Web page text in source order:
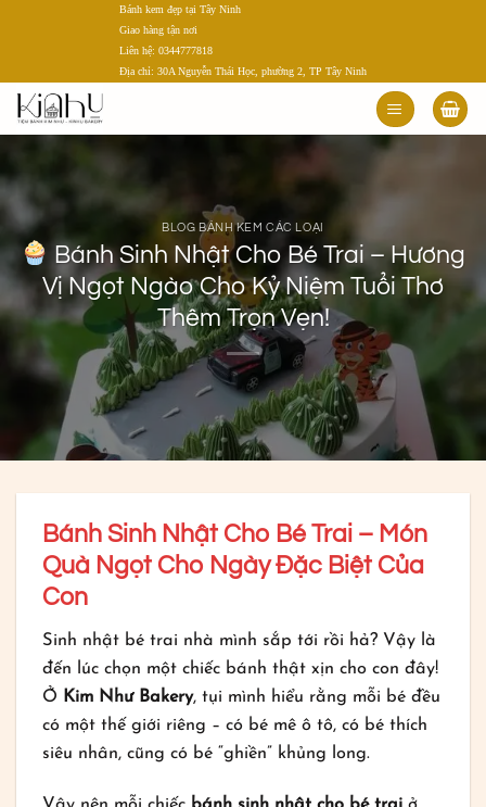
dung
Bánh kem đẹp tại Tây Ninh
Giao hàng tận nơi
Liên hệ: 0344777818
Địa chỉ: 30A Nguyễn Thái Học, phường 2, TP Tây Ninh
BLOG BÁNH KEM CÁC LOẠI
Bánh Sinh Nhật Cho Bé Trai – Hương
Vị Ngọt Ngào Cho Kỷ Niệm Tuổi Thơ
Thêm Trọn Vẹn!
Bánh Sinh Nhật Cho Bé Trai – Món
Quà Ngọt Cho Ngày Đặc Biệt Của
Con
Sinh nhật bé trai nhà mình sắp tới rồi hả? Vậy là
đến lúc chọn một chiếc bánh thật xịn cho con đây!
Ở
Kim Như Bakery, tụi mình hiểu rằng mỗi bé đều
có một thế giới riêng – có bé mê ô tô, có bé thích
siêu nhân, cũng có bé “ghiền” khủng long.